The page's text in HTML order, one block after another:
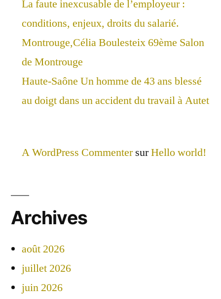
La faute inexcusable de l’employeur :
conditions, enjeux, droits du salarié.
Montrouge,Célia Boulesteix 69ème Salon
de Montrouge
Haute-Saône Un homme de 43 ans blessé
au doigt dans un accident du travail à Autet
A WordPress CommentersurHello world!
Archives
août 2026
juillet 2026
juin 2026